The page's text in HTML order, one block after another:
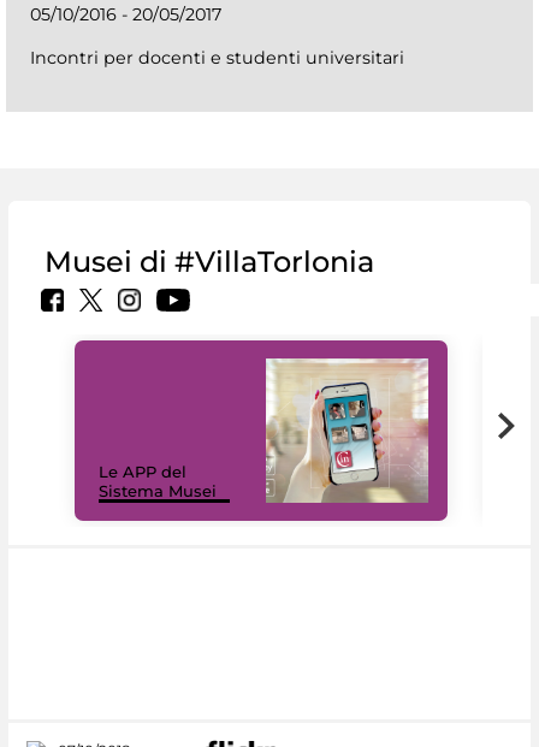
05/10/2016 - 20/05/2017
Incontri per docenti e studenti universitari
Musei di #VillaTorlonia
Le APP del
Sistema Musei